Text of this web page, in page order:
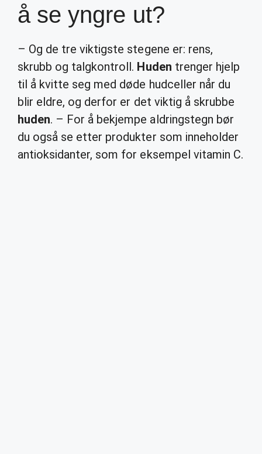
å se yngre ut?
– Og de tre viktigste stegene er: rens,
skrubb og talgkontroll. Huden trenger hjelp
til å kvitte seg med døde hudceller når du
blir eldre, og derfor er det viktig å skrubbe
huden. – For å bekjempe aldringstegn bør
du også se etter produkter som inneholder
antioksidanter, som for eksempel vitamin C.